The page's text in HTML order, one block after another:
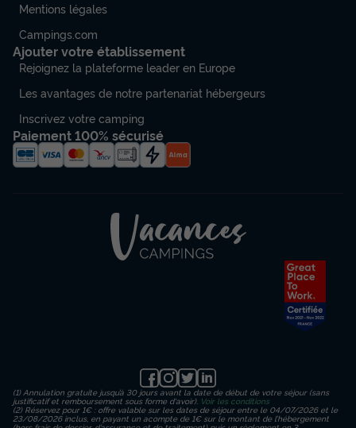
Mentions légales
Campings.com
Ajouter votre établissement
Rejoignez la plateforme leader en Europe
Les avantages de notre partenariat hébergeurs
Inscrivez votre camping
Paiement 100% sécurisé
(1) Annulation gratuite jusqu’à 30 jours avant la date de début de votre séjour (sans
justificatif et remboursement sous forme d'avoir). Voir les conditions
(2) Réservez pour 1€ : offre valable sur les dates de séjour entre le 04/07/2026 et le
23/08/2026 inclus, en payant un acompte de 1€ sur le montant de l’hébergement